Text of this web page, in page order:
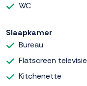
WC
Slaapkamer
Bureau
Flatscreen televisie
Kitchenette